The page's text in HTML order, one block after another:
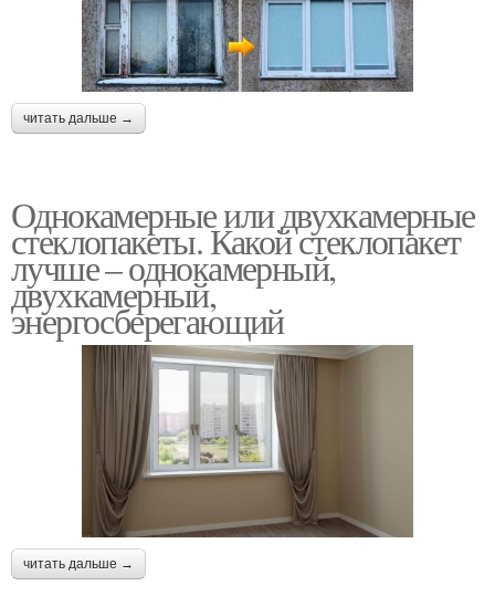
читать дальше →
Однокамерные или двухкамерные
стеклопакеты. Какой стеклопакет
лучше – однокамерный,
двухкамерный,
энергосберегающий
читать дальше →